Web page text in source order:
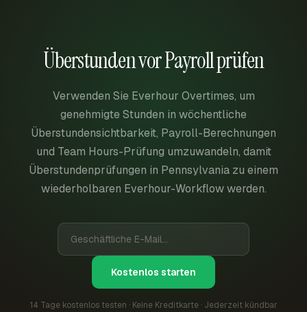
Überstunden vor Payroll prüfen
Verwenden Sie Everhour Overtimes, um
genehmigte Stunden in wöchentliche
Überstundensichtbarkeit, Payroll-Berechnungen
und Team Hours-Prüfung umzuwandeln, damit
Überstundenprüfungen in Pennsylvania zu einem
wiederholbaren Everhour-Workflow werden.
Kostenlos starten
14 Tage kostenlos testen · Keine Kreditkarte · Jederzeit kündbar